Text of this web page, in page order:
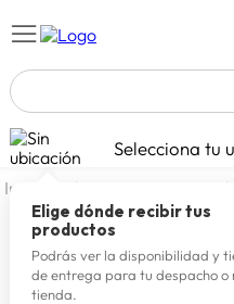
TÉRMINOS MÁS BUSCADOS
1. zapatillas mujer
2. celulares
3. zapatillas hombre
4. moda
Selecciona tu
Elige dónde recibir tus
productos
Podrás ver la disponibilidad y
de entrega para tu despacho o
tienda.
dormitorio ropa
ARLIN
Arlin Juego De
Plazas 150 Hilos